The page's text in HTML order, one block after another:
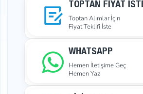
TOPTAN FIYAT
Toptan Alımlar İçin
Fiyat Teklifi İste
WHATSAPP
Hemen İletişime Geç
Hemen Yaz